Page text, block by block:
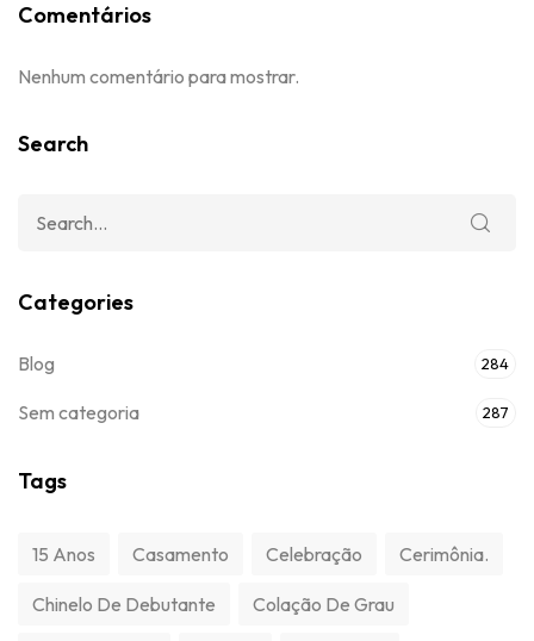
Comentários
Nenhum comentário para mostrar.
Search
Categories
Blog 284
Sem categoria 287
Tags
15 Anos Casamento Celebração Cerimônia.
Chinelo De Debutante Colação De Grau